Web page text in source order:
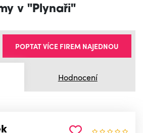
v "Plynaři"
Hodnocení
POPTAT VÍCE FIREM NAJEDNOU